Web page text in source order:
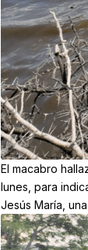
El macabro
lunes, para
Jesús María,